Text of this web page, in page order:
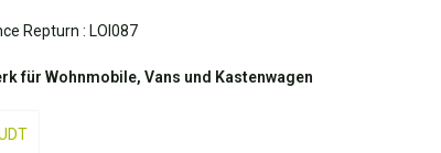
Repturn : LOI087
für Wohnmobile, Vans und Kastenwagen